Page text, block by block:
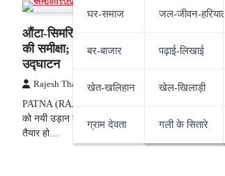
घर-समाज
बर-बाजार
खेत-खलिहान
ग्राम देवता
जल-जीवन-हरियाली
पढ़ाई-लिखाई
खेल-खिलाड़ी
गली के सितारे
औंटा-सिमरिया महासेतु तैयार, सम्राट चौधरी ने
की समीक्षा; 22 अगस्त को PM मोदी करेंगे
उद्घाटन
Rajesh Thakur 21/08/2025
PATNA (RAJESH THAKUR) : बिहार की कनेक्टिविटी
को नयी उड़ान देने वाला औंटा से सिमरिया महासेतु बन कर
तैयार हो…